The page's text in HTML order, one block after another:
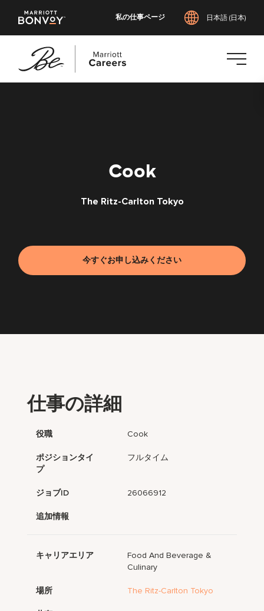
私の仕事ページ 日本語 (日本)
Cook
The Ritz-Carlton Tokyo
今すぐお申し込みください
仕事の詳細
役職 Cook
ポジションタイ
プ
フルタイム
ジョブID 26066912
追加情報
キャリアエリア
Food And Beverage &
Culinary
場所 The Ritz-Carlton Tokyo